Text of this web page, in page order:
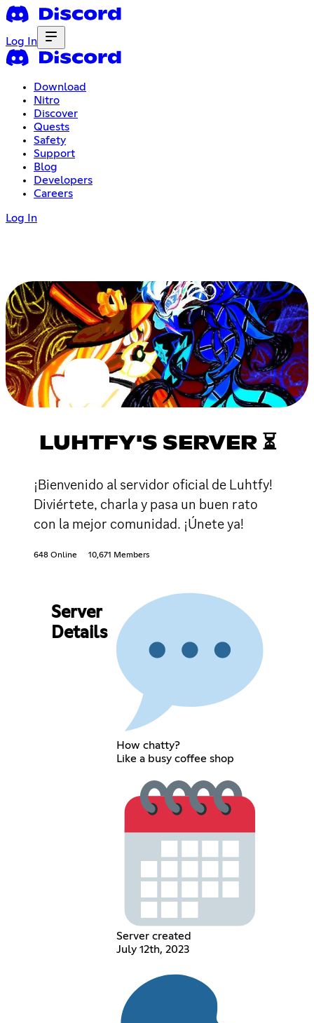
Log In
Download
Nitro
Discover
Quests
Safety
Support
Blog
Developers
Careers
Log In
LUHTFY'S SERVER ⏳
¡Bienvenido al servidor oficial de Luhtfy!
Diviértete, charla y pasa un buen rato
con la mejor comunidad. ¡Únete ya!
648 Online 10,671 Members
Server
Details
How chatty?
Like a busy coffee shop
Server created
July 12th, 2023